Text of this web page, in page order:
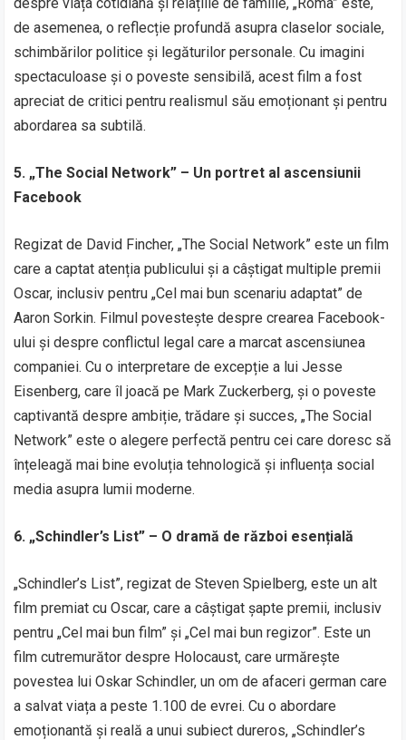
de asemenea, o reflecție profundă asupra claselor sociale,
schimbărilor politice și legăturilor personale. Cu imagini
spectaculoase și o poveste sensibilă, acest film a fost
apreciat de critici pentru realismul său emoționant și pentru
abordarea sa subtilă.
5. „The Social Network” – Un portret al ascensiunii
Facebook
Regizat de David Fincher, „The Social Network” este un film
care a captat atenția publicului și a câștigat multiple premii
Oscar, inclusiv pentru „Cel mai bun scenariu adaptat” de
Aaron Sorkin. Filmul povestește despre crearea Facebook-
ului și despre conflictul legal care a marcat ascensiunea
companiei. Cu o interpretare de excepție a lui Jesse
Eisenberg, care îl joacă pe Mark Zuckerberg, și o poveste
captivantă despre ambiție, trădare și succes, „The Social
Network” este o alegere perfectă pentru cei care doresc să
înțeleagă mai bine evoluția tehnologică și influența social
media asupra lumii moderne.
6. „Schindler’s List” – O dramă de război esențială
„Schindler’s List”, regizat de Steven Spielberg, este un alt
film premiat cu Oscar, care a câștigat șapte premii, inclusiv
pentru „Cel mai bun film” și „Cel mai bun regizor”. Este un
film cutremurător despre Holocaust, care urmărește
povestea lui Oskar Schindler, un om de afaceri german care
a salvat viața a peste 1.100 de evrei. Cu o abordare
emoționantă și reală a unui subiect dureros, „Schindler’s